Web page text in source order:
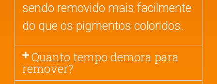
sendo removido mais facilmente
do que os pigmentos coloridos.
Quanto tempo demora para
remover?